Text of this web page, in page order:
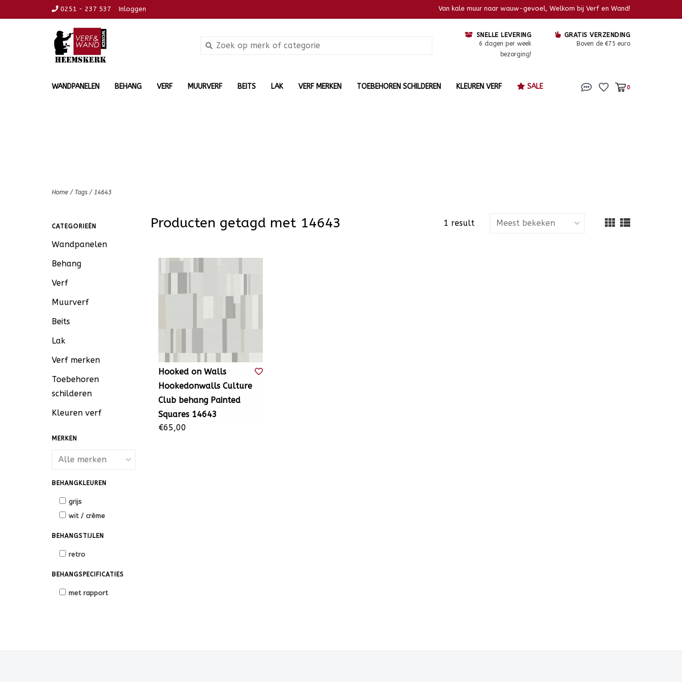
0251 - 237 537 Inloggen Van kale muur naar wauw-gevoel, Welkom bij Verf en Wand!
SNELLE LEVERING
6 dagen per week
bezorging!
GRATIS VERZENDING
Boven de €75 euro
WANDPANELEN BEHANG VERF MUURVERF BEITS LAK VERF MERKEN TOEBEHOREN SCHILDEREN KLEUREN VERF SALE 0
Home / Tags / 14643
CATEGORIEËN
Wandpanelen
Behang
Verf
Muurverf
Beits
Lak
Verf merken
Toebehoren
schilderen
Kleuren verf
MERKEN
BEHANGKLEUREN
grijs
wit / crème
BEHANGSTIJLEN
retro
BEHANGSPECIFICATIES
met rapport
Producten getagd met 14643 1 result
Hooked on Walls
Hookedonwalls Culture
Club behang Painted
Squares 14643
€65,00